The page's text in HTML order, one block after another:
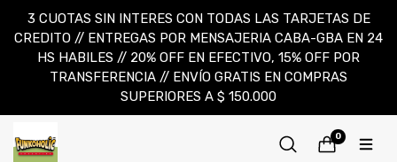
3 CUOTAS SIN INTERES CON TODAS LAS TARJETAS DE
CREDITO // ENTREGAS POR MENSAJERIA CABA-GBA EN 24
HS HABILES // 20% OFF EN EFECTIVO, 15% OFF POR
TRANSFERENCIA // ENVÍO GRATIS EN COMPRAS
SUPERIORES A $ 150.000
0